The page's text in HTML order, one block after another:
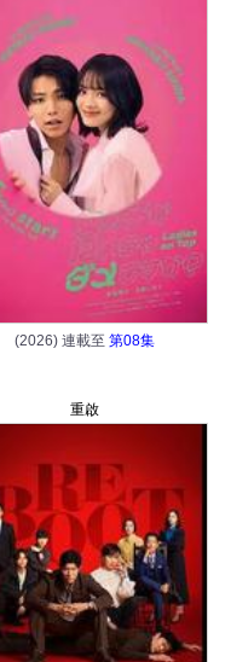
(2026) 連載至 第08集
重啟